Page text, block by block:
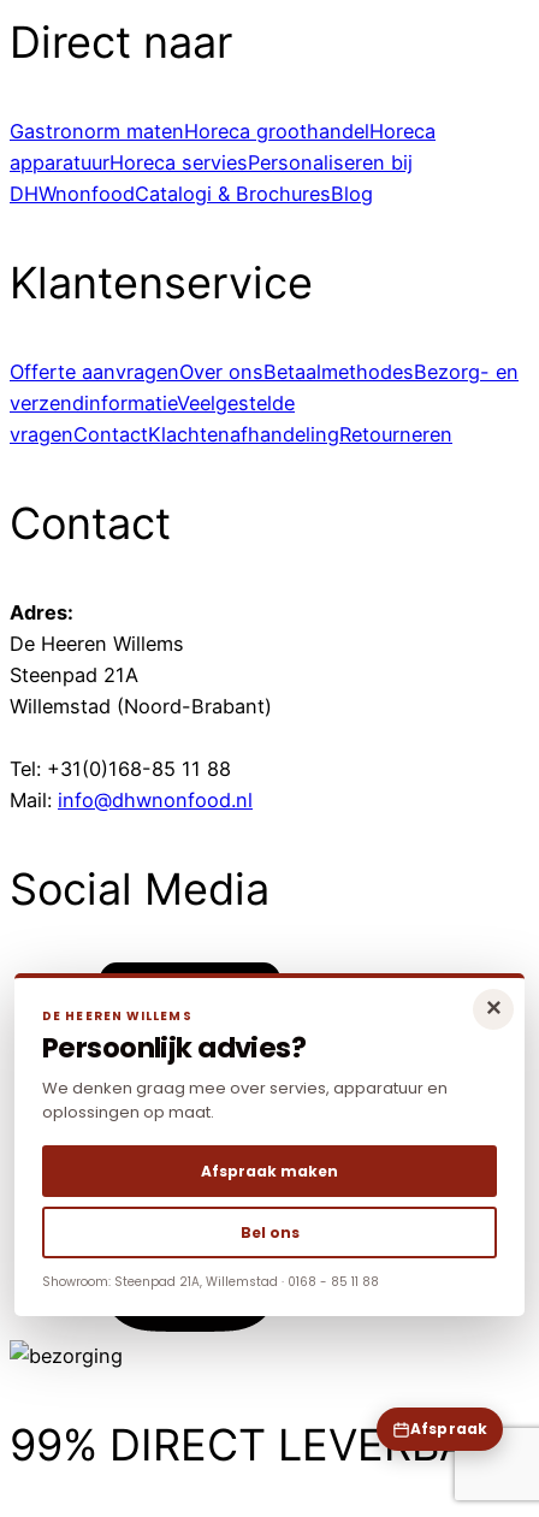
Direct naar
Gastronorm matenHoreca groothandelHoreca
apparatuurHoreca serviesPersonaliseren bij
DHWnonfoodCatalogi & BrochuresBlog
Klantenservice
Offerte aanvragenOver onsBetaalmethodesBezorg- en
verzendinformatieVeelgestelde
vragenContactKlachtenafhandelingRetourneren
Contact
Adres:
De Heeren Willems
Steenpad 21A
Willemstad (Noord-Brabant)
Tel: +31(0)168-85 11 88
Mail: info@dhwnonfood.nl
Social Media
99% DIRECT LEVERBAAR
Afspraak
×
DE HEEREN WILLEMS
Persoonlijk advies?
We denken graag mee over servies, apparatuur en
oplossingen op maat.
Afspraak maken
Bel ons
Showroom: Steenpad 21A, Willemstad · 0168 - 85 11 88